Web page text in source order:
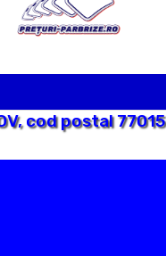
cod postal 77015